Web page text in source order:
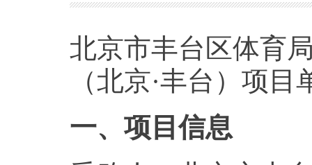
北京市丰台区体育
（北京·丰台）项
一、项目信息